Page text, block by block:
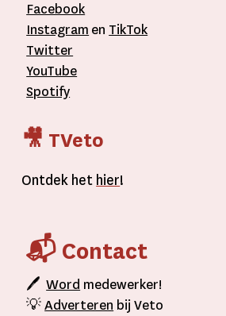
Facebook
Instagram en TikTok
Twitter
YouTube
Spotify
🎥 TVeto
Ontdek het hier!
📬 Contact
🖊Word medewerker!
💡Adverteren bij Veto